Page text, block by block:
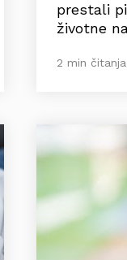
prestali
životne
2 min čitanja